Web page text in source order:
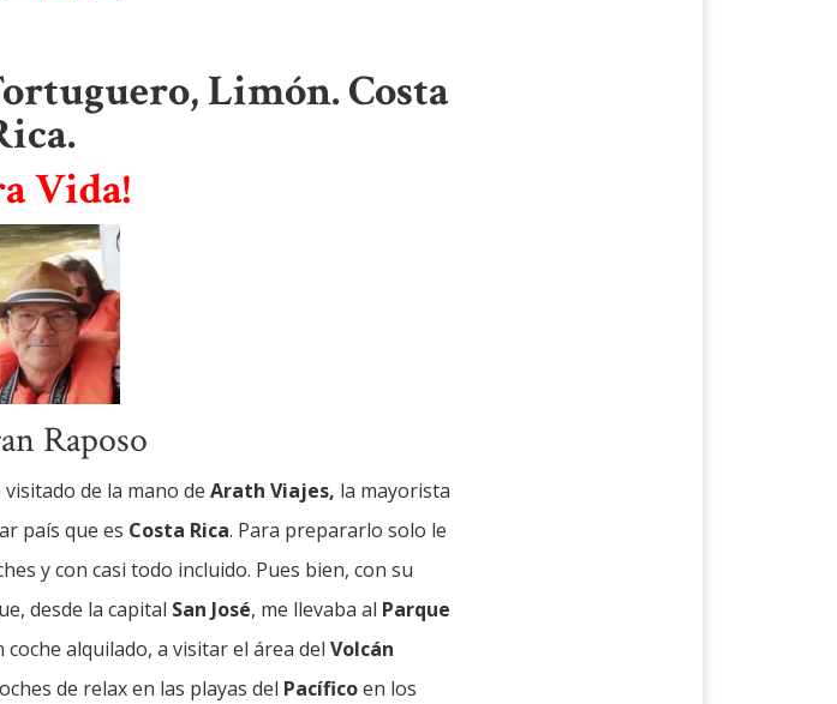
Limón. Costa
Vida!
Raposo
visitado de la mano deArath Viajes, la mayorista
país que es Costa Rica. Para prepararlo solo le
y con casi todo incluido. Pues bien, con su
desde la capital San José, me llevaba al Parque
coche alquilado, a visitar el área delVolcán
de relax en las playas del Pacíficoen los